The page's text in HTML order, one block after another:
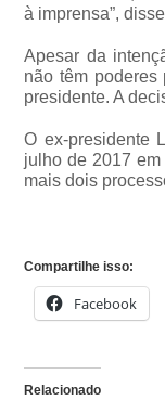
à imprensa”,
Apesar da
não têm
presidente. A
O ex-presidente
julho de 2017
mais dois
Compartilhe isso:
Facebook
Relacionado